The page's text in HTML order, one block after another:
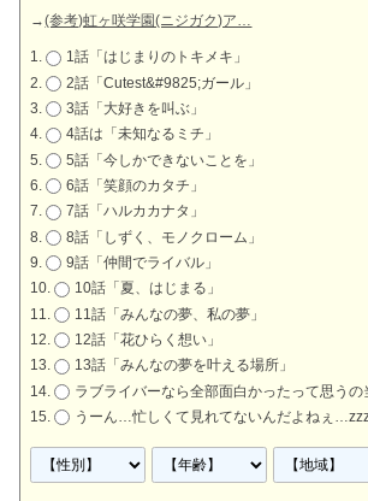
→(参考)虹ヶ咲学園(ニジガク)ア…
1話「はじまりのトキメキ」
2話「Cutest&#9825;ガール」
3話「大好きを叫ぶ」
4話は「未知なるミチ」
5話「今しかできないことを」
6話「笑顔のカタチ」
7話「ハルカカナタ」
8話「しずく、モノクローム」
9話「仲間でライバル」
10話「夏、はじまる」
11話「みんなの夢、私の夢」
12話「花ひらく想い」
13話「みんなの夢を叶える場所」
ラブライバーなら全部面白かったって思うの
うーん…忙しくて見れてないんだよねぇ